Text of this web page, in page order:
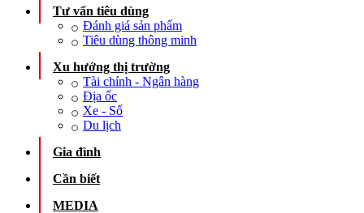
Tư vấn tiêu dùng
Đánh giá sản phẩm
Tiêu dùng thông minh
Xu hướng thị trường
Tài chính - Ngân hàng
Địa ốc
Xe - Số
Du lịch
Gia đình
Cần biết
MEDIA